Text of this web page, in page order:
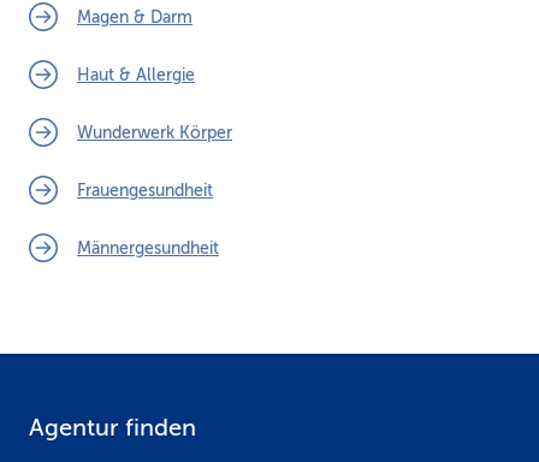
Magen & Darm
Haut & Allergie
Wunderwerk Körper
Frauengesundheit
Männergesundheit
Agentur finden